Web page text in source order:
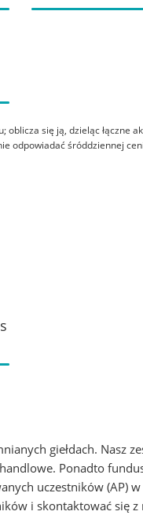
oblicza się ją, dzieląc łączne
odpowiadać śróddziennej
giełdach. Nasz
Ponadto
uczestników (AP)
i skontaktować się z